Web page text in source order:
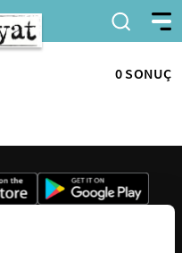
0 SONUÇ